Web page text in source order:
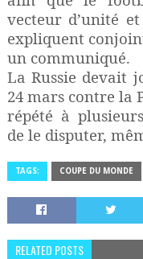
vecteur d’unité
expliquent
un communiqué.
La Russie devait
24 mars contre la
répété à
de le disputer,
TAGS: COUPE DU MONDE
RELATED POSTS